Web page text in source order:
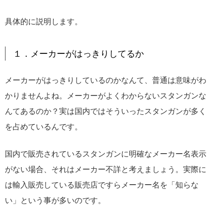
具体的に説明します。
１．メーカーがはっきりしてるか
メーカーがはっきりしているのかなんて、普通は意味がわ
かりませんよね。メーカーがよくわからないスタンガンな
んてあるのか？実は国内ではそういったスタンガンが多く
を占めているんです。
国内で販売されているスタンガンに明確なメーカー名表示
がない場合、それはメーカー不詳と考えましょう。実際に
は輸入販売している販売店ですらメーカー名を「知らな
い」という事が多いのです。